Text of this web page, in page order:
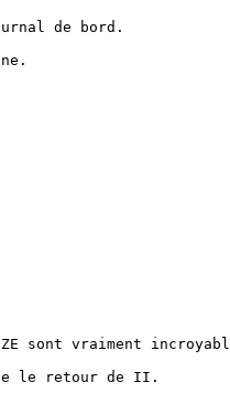
de bord.
sont vraiment
le retour de II.